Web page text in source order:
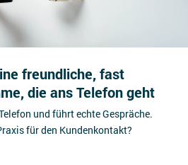
freundliche, fast
die ans Telefon geht
und führt echte Gespräche.
für den Kundenkontakt?